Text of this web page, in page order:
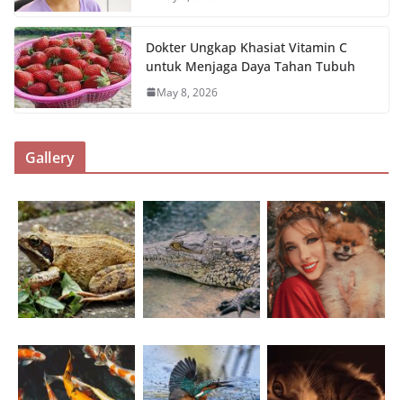
Dokter Ungkap Khasiat Vitamin C
untuk Menjaga Daya Tahan Tubuh
May 8, 2026
Gallery